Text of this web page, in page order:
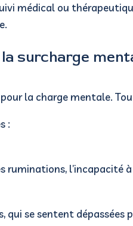
médical ou
surcharge
pour la charge mentale.
:
ruminations, l’incapacité
qui se sentent dépassées